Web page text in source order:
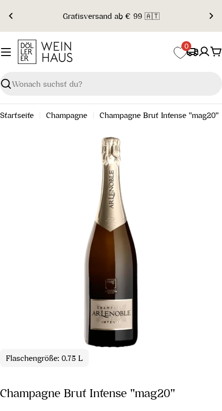
Inhalt
springen
Gratisversand ab € 99 🇦🇹
Suchen
0
Startseite Champagne Champagne Brut Intense "mag20"
Flaschengröße: 0.75 L
Champagne Brut Intense "mag20"